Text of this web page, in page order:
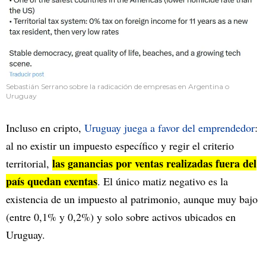
Sebastián Serrano sobre la radicación de empresas en Argentina o
Uruguay
Incluso en cripto, Uruguay juega a favor del emprendedor:
al no existir un impuesto específico y regir el criterio
territorial, las ganancias por ventas realizadas fuera del
país quedan exentas. El único matiz negativo es la
existencia de un impuesto al patrimonio, aunque muy bajo
(entre 0,1% y 0,2%) y solo sobre activos ubicados en
Uruguay.